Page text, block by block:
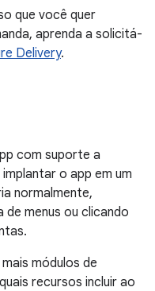
que você quer
aprenda a solicitá-
Delivery.
com suporte a
o app em um
normalmente,
de menus ou clicando
módulos de
recursos incluir ao